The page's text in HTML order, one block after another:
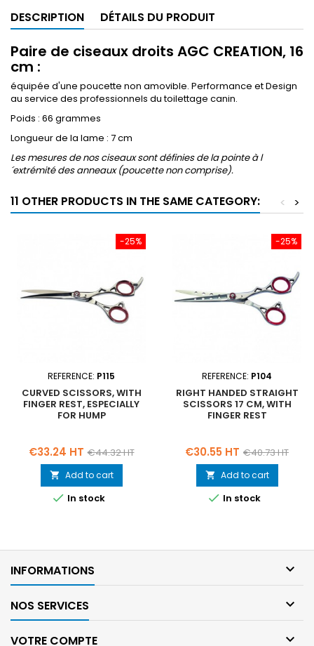
DESCRIPTION DÉTAILS DU PRODUIT
Paire de ciseaux droits AGC CREATION, 16
cm :
équipée d'une poucette non amovible. Performance et Design
au service des professionnels du toilettage canin.
Poids : 66 grammes
Longueur de la lame : 7 cm
Les mesures de nos ciseaux sont définies de la pointe à l
´extrémité des anneaux (poucette non comprise).
11 OTHER PRODUCTS IN THE SAME CATEGORY: >
<
-25%
REFERENCE: P115
CURVED SCISSORS, WITH
FINGER REST, ESPECIALLY
FOR HUMP
Price
€33.24 HT Regular
price
€44.32 HT
 Add to cart
 In stock
-25%
REFERENCE: P104
RIGHT HANDED STRAIGHT
SCISSORS 17 CM, WITH
FINGER REST
Price
€30.55 HT Regular
price
€40.73 HT
 Add to cart
 In stock
INFORMATIONS 
NOS SERVICES 
VOTRE COMPTE 